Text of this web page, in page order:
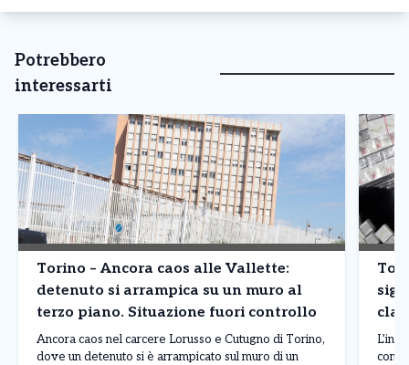
Potrebbero
interessarti
Torino – Ancora caos alle Vallette:
detenuto si arrampica su un muro al
terzo piano. Situazione fuori controllo
Ancora caos nel carcere Lorusso e Cutugno di Torino,
dove un detenuto si è arrampicato sul muro di un